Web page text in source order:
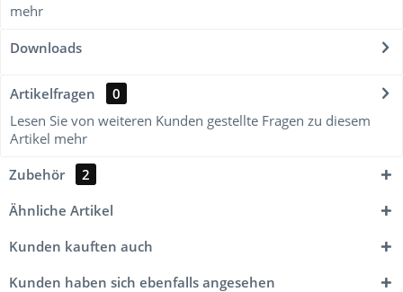
mehr
Downloads
Artikelfragen
0
Lesen Sie von weiteren Kunden gestellte Fragen zu diesem
Artikel mehr
Zubehör
2
Ähnliche Artikel
Kunden kauften auch
Kunden haben sich ebenfalls angesehen